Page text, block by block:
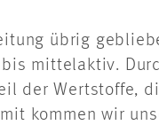
übrig
mittelaktiv.
der Wertstoffe,
kommen wir